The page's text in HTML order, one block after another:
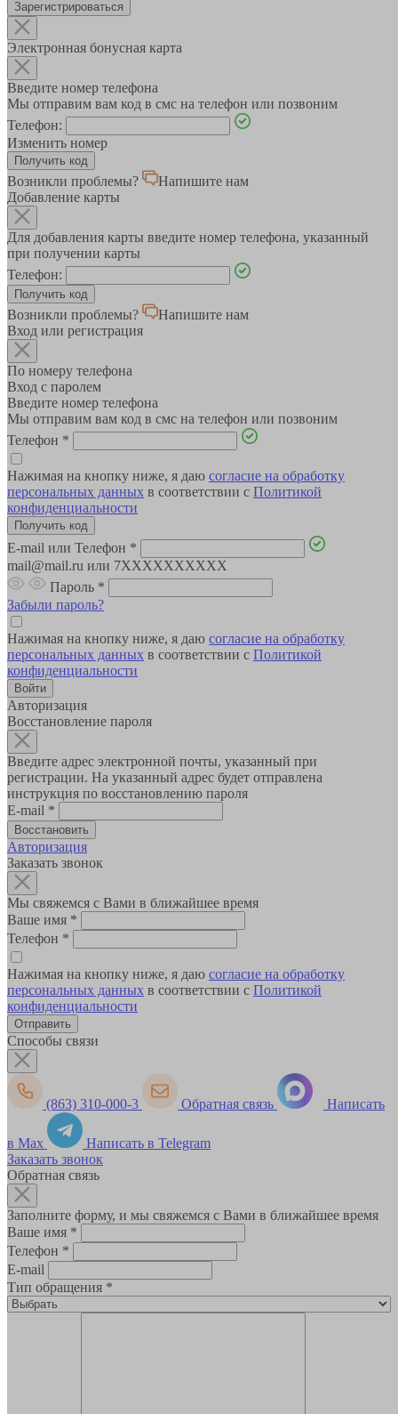
Зарегистрироваться
Электронная бонусная карта
Введите номер телефона
Мы отправим вам код в смс на телефон или позвоним
Телефон:
Изменить номер
Возникли проблемы?
Напишите нам
Добавление карты
Для добавления карты введите номер телефона, указанный
при получении карты
Телефон:
Возникли проблемы?
Напишите нам
Вход или регистрация
По номеру телефона
Вход с паролем
Введите номер телефона
Мы отправим вам код в смс на телефон или позвоним
Телефон *
Нажимая на кнопку ниже, я даю согласие на обработку
персональных данных в соответствии с Политикой
конфиденциальности
E-mail или Телефон *
mail@mail.ru или 7XXXXXXXXXX
Пароль *
Забыли пароль?
Нажимая на кнопку ниже, я даю согласие на обработку
персональных данных в соответствии с Политикой
конфиденциальности
Авторизация
Восстановление пароля
Введите адрес электронной почты, указанный при
регистрации. На указанный адрес будет отправлена
инструкция по восстановлению пароля
E-mail *
Авторизация
Заказать звонок
Мы свяжемся с Вами в ближайшее время
Ваше имя *
Телефон *
Нажимая на кнопку ниже, я даю согласие на обработку
персональных данных в соответствии с Политикой
конфиденциальности
Способы связи
(863) 310-000-3 Обратная связь Написать
в Max
Написать в Telegram
Заказать звонок
Обратная связь
Заполните форму, и мы свяжемся с Вами в ближайшее время
Ваше имя *
Телефон *
E-mail
Тип обращения *